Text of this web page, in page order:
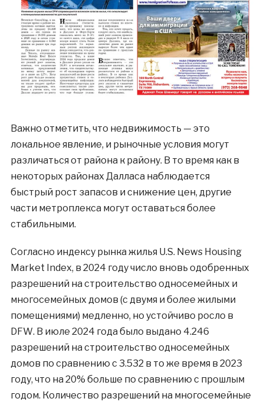
Важно отметить, что недвижимость — это
локальное явление, и рыночные условия могут
различаться от района к району. В то время как в
некоторых районах Далласа наблюдается
быстрый рост запасов и снижение цен, другие
части метроплекса могут оставаться более
стабильными.
Согласно индексу рынка жилья U.S. News Housing
Market Index, в 2024 году число вновь одобренных
разрешений на строительство односемейных и
многосемейных домов (с двумя и более жилыми
помещениями) медленно, но устойчиво росло в
DFW. В июле 2024 года было выдано 4.246
разрешений на строительство односемейных
домов по сравнению с 3.532 в то же время в 2023
году, что на 20% больше по сравнению с прошлым
годом. Количество разрешений на многосемейные